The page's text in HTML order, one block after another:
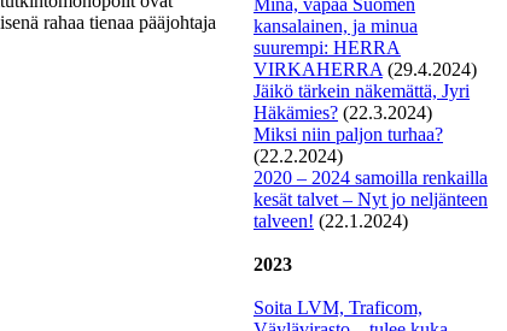
rahaa tienaa pääjohtaja
Minä, vapaa Suomen
kansalainen, ja minua
suurempi: HERRA
VIRKAHERRA (29.4.2024)
Jäikö tärkein näkemättä, Jyri
Häkämies? (22.3.2024)
Miksi niin paljon turhaa?
(22.2.2024)
2020 – 2024 samoilla renkailla
kesät talvet – Nyt jo neljänteen
talveen! (22.1.2024)
2023
Soita LVM, Traficom,